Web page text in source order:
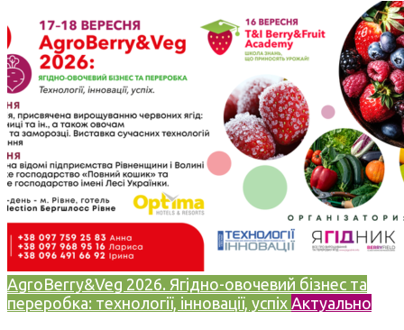
AgroBerry&Veg 2026. Ягідно-овочевий бізнес та
переробка: технології, інновації, успіх Актуально